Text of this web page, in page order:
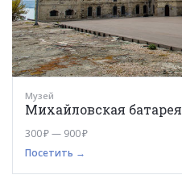
Музей
Михайловская батарея
300 ₽ — 900 ₽
Посетить →